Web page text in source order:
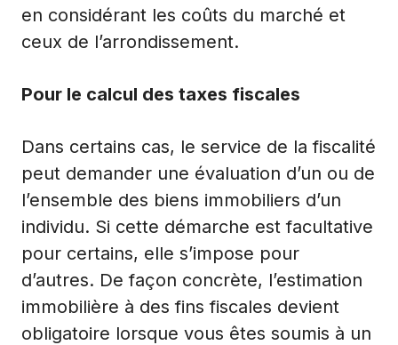
en considérant les coûts du marché et
ceux de l’arrondissement.
Pour le calcul des taxes fiscales
Dans certains cas, le service de la fiscalité
peut demander une évaluation d’un ou de
l’ensemble des biens immobiliers d’un
individu. Si cette démarche est facultative
pour certains, elle s’impose pour
d’autres. De façon concrète, l’estimation
immobilière à des fins fiscales devient
obligatoire lorsque vous êtes soumis à un